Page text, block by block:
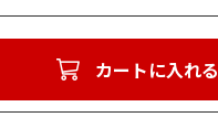
カートに入れる